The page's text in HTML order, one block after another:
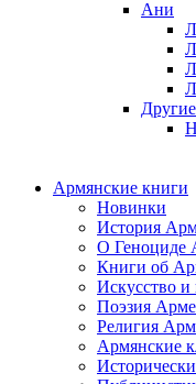
Ани
Армянские книги
Новинки
История
О Геноциде
Книги об
Иcкусство и
Поэзия
Религия
Армянские